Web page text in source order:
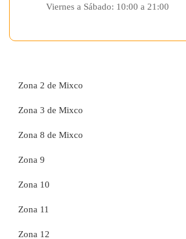
Viernes a Sábado: 10:00 a 21:00
Zona 2 de Mixco
Zona 3 de Mixco
Zona 8 de Mixco
Zona 9
Zona 10
Zona 11
Zona 12